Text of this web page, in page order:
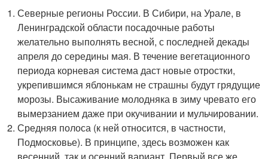
Северные регионы России. В Сибири, на Урале, в
Ленинградской области посадочные работы
желательно выполнять весной, с последней декады
апреля до середины мая. В течение вегетационного
периода корневая система даст новые отростки,
укрепившимся яблонькам не страшны будут грядущие
морозы. Высаживание молодняка в зиму чревато его
вымерзанием даже при окучивании и мульчировании.
Средняя полоса (к ней относится, в частности,
Подмосковье). В принципе, здесь возможен как